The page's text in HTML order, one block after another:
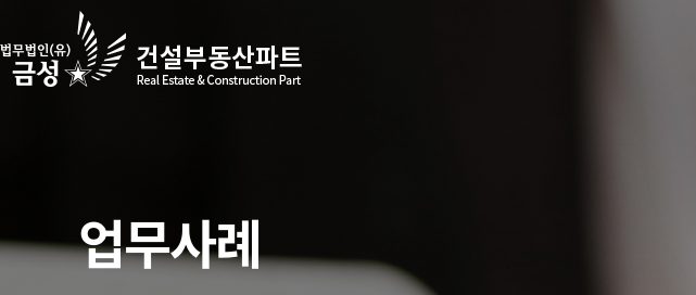
업무사례